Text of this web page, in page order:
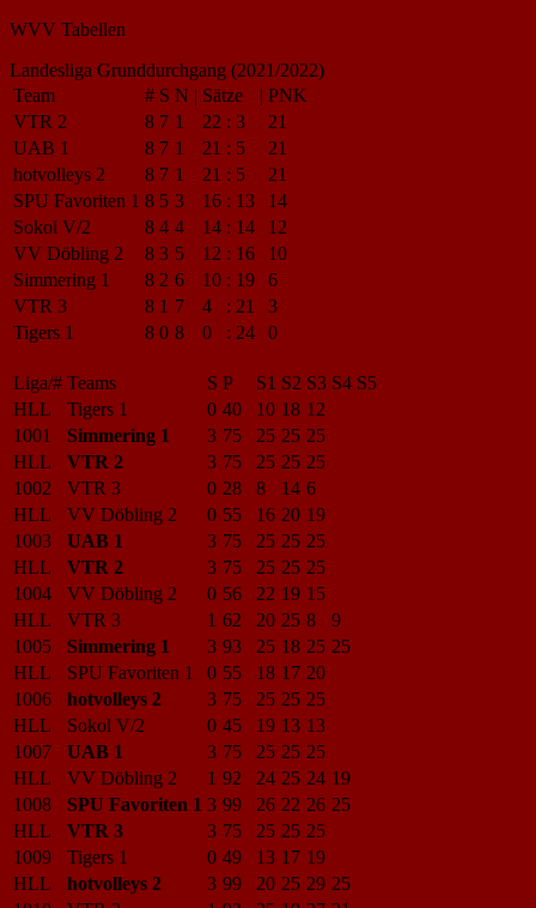
WVV Tabellen
Landesliga Grunddurchgang (2021/2022)
Team
# S N | Sätze | PNK
VTR 2
8 7 1 22 : 3
21
UAB 1
8 7 1 21 : 5
21
hotvolleys 2
8 7 1 21 : 5
21
SPU Favoriten 1 8 5 3 16 : 13
14
Sokol V/2
8 4 4 14 : 14
12
VV Döbling 2
8 3 5 12 : 16
10
Simmering 1
8 2 6 10 : 19
6
VTR 3
8 1 7 4 : 21
3
Tigers 1
8 0 8 0 : 24 0
Liga/# Teams S P S1 S2 S3 S4 S5
HLL
Tigers 1 0 40 10 18 12
1001
Simmering 1 3 75 25 25 25
HLL
VTR 2 3 75 25 25 25
1002
VTR 3 0 28 8 14 6
HLL
VV Döbling 2 0 55 16 20 19
1003
UAB 1 3 75 25 25 25
HLL
VTR 2 3 75 25 25 25
1004
VV Döbling 2 0 56 22 19 15
HLL
VTR 3 1 62 20 25 8
9
1005
Simmering 1 3 93 25 18 25 25
HLL
SPU Favoriten 1 0 55 18 17 20
1006
hotvolleys 2 3 75 25 25 25
HLL
Sokol V/2 0 45 19 13 13
1007
UAB 1 3 75 25 25 25
HLL
VV Döbling 2 1 92 24 25 24 19
1008
SPU Favoriten 1 3 99 26 22 26 25
HLL
VTR 3 3 75 25 25 25
1009
Tigers 1 0 49 13 17 19
HLL
hotvolleys 2 3 99 20 25 29 25